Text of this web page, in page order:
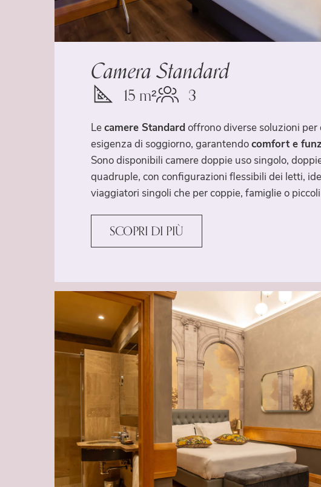
Camera Standard
15 m² 3
Lecamere Standardoffrono diverse soluzioni per
esigenza di soggiorno, garantendocomfort e
Sono disponibili camere doppie uso singolo,
quadruple, con configurazioni flessibili dei letti,
viaggiatori singoli che per coppie, famiglie o
SCOPRI DI PIÙ